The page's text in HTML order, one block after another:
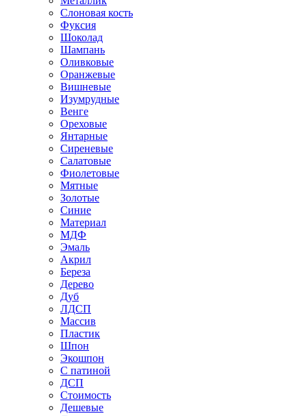
Слоновая кость
Фуксия
Шоколад
Шампань
Оливковые
Оранжевые
Вишневые
Изумрудные
Венге
Ореховые
Янтарные
Сиреневые
Салатовые
Фиолетовые
Мятные
Золотые
Синие
Материал
МДФ
Эмаль
Акрил
Береза
Дерево
Дуб
ЛДСП
Массив
Пластик
Шпон
Экошпон
С патиной
ДСП
Стоимость
Дешевые